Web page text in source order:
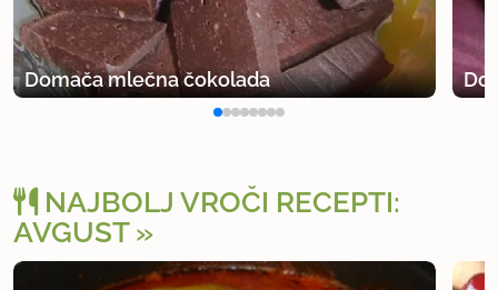
Domača mlečna čokolada
NAJBOLJ VROČI RECEPTI:
AVGUST